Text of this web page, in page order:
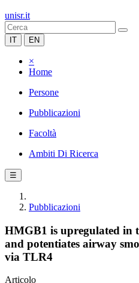
unisr.it
IT EN
×
Home
Persone
Pubblicazioni
Facoltà
Ambiti Di Ricerca
☰
Pubblicazioni
HMGB1 is upregulated in
and potentiates airway
via TLR4
Articolo